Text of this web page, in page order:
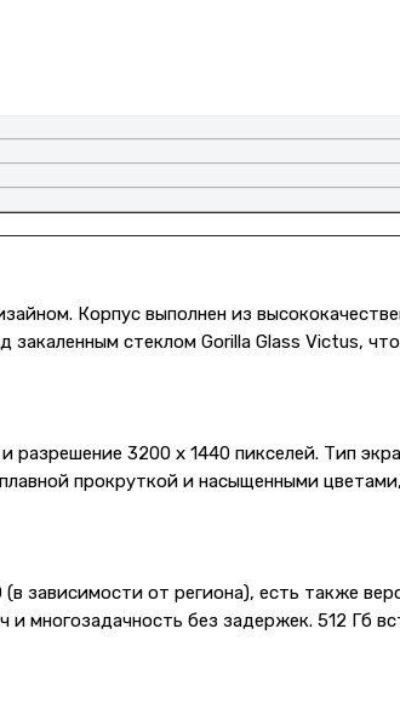
Корпус выполнен из
стеклом Gorilla Glass Victus,
3200 x 1440 пикселей. Тип
прокруткой и насыщенными
зависимости от региона), есть также
и многозадачность без задержек. 512 Гб